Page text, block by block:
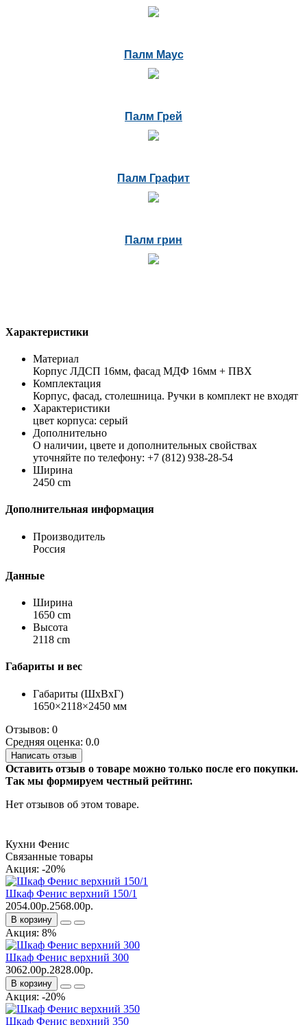
Палм Маус
Палм Грей
Палм Графит
Палм грин
Характеристики
Материал
Корпус ЛДСП 16мм, фасад МДФ 16мм + ПВХ
Комплектация
Корпус, фасад, столешница. Ручки в комплект не входят
Характеристики
цвет корпуса: серый
Дополнительно
О наличии, цвете и дополнительных свойствах
уточняйте по телефону: +7 (812) 938-28-54
Ширина
2450 cm
Дополнительная информация
Производитель
Россия
Данные
Ширина
1650 cm
Высота
2118 cm
Габариты и вес
Габариты (ШхВхГ)
1650×2118×2450 мм
Отзывов: 0
Средняя оценка: 0.0
Написать отзыв
Оставить отзыв о товаре можно только после его покупки.
Так мы формируем честный рейтинг.
Нет отзывов об этом товаре.
Кухни Фенис
Связанные товары
Акция: -20%
Шкаф Фенис верхний 150/1
2054.00р.2568.00р.
В корзину
Акция: 8%
Шкаф Фенис верхний 300
3062.00р.2828.00р.
В корзину
Акция: -20%
Шкаф Фенис верхний 350